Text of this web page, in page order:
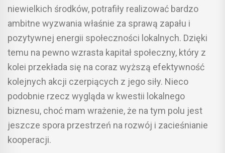
niewielkich środków, potrafiły realizować bardzo
ambitne wyzwania właśnie za sprawą zapału i
pozytywnej energii społeczności lokalnych. Dzięki
temu na pewno wzrasta kapitał społeczny, który z
kolei przekłada się na coraz wyższą efektywność
kolejnych akcji czerpiących z jego siły. Nieco
podobnie rzecz wygląda w kwestii lokalnego
biznesu, choć mam wrażenie, że na tym polu jest
jeszcze spora przestrzeń na rozwój i zacieśnianie
kooperacji.